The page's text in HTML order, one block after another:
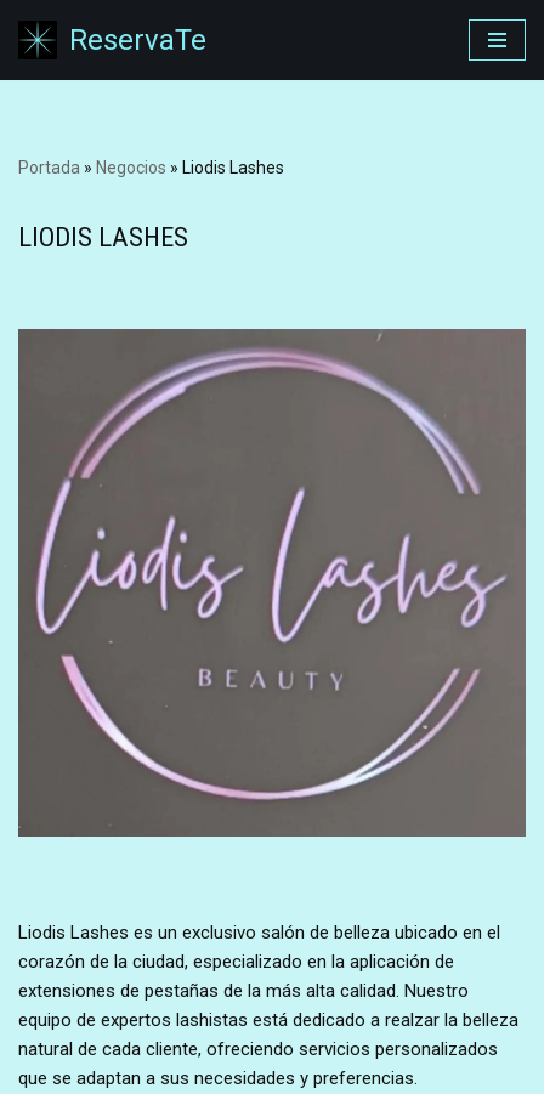
Saltar
ReservaTe
Portada » Negocios » Liodis Lashes
LIODIS LASHES
Liodis Lashes es un exclusivo salón de belleza ubicado en el
corazón de la ciudad, especializado en la aplicación de
extensiones de pestañas de la más alta calidad. Nuestro
equipo de expertos lashistas está dedicado a realzar la belleza
natural de cada cliente, ofreciendo servicios personalizados
que se adaptan a sus necesidades y preferencias.